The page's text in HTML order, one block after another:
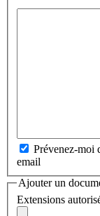
Prévenez-moi
email
Ajouter un
Extensions